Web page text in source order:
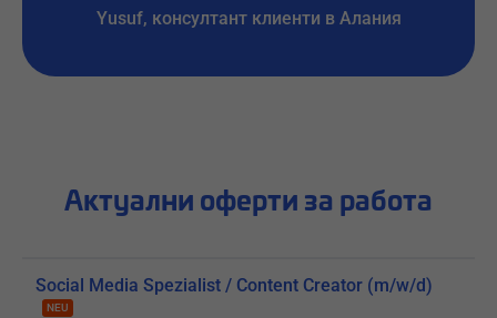
Yusuf, консултант клиенти в Алания
Актуални оферти за работа
Social Media Spezialist / Content Creator (m/w/d)
NEU